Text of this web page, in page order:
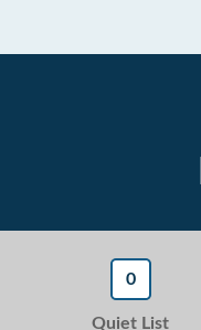
0
Quiet List